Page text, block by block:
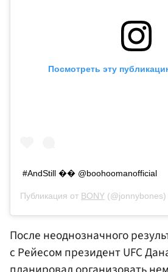
Посмотреть эту
#AndStill �� @boohoomanofficial
Публикация от BONY (@jonnybones)
После неоднозначного
с Рейесом президент UFC